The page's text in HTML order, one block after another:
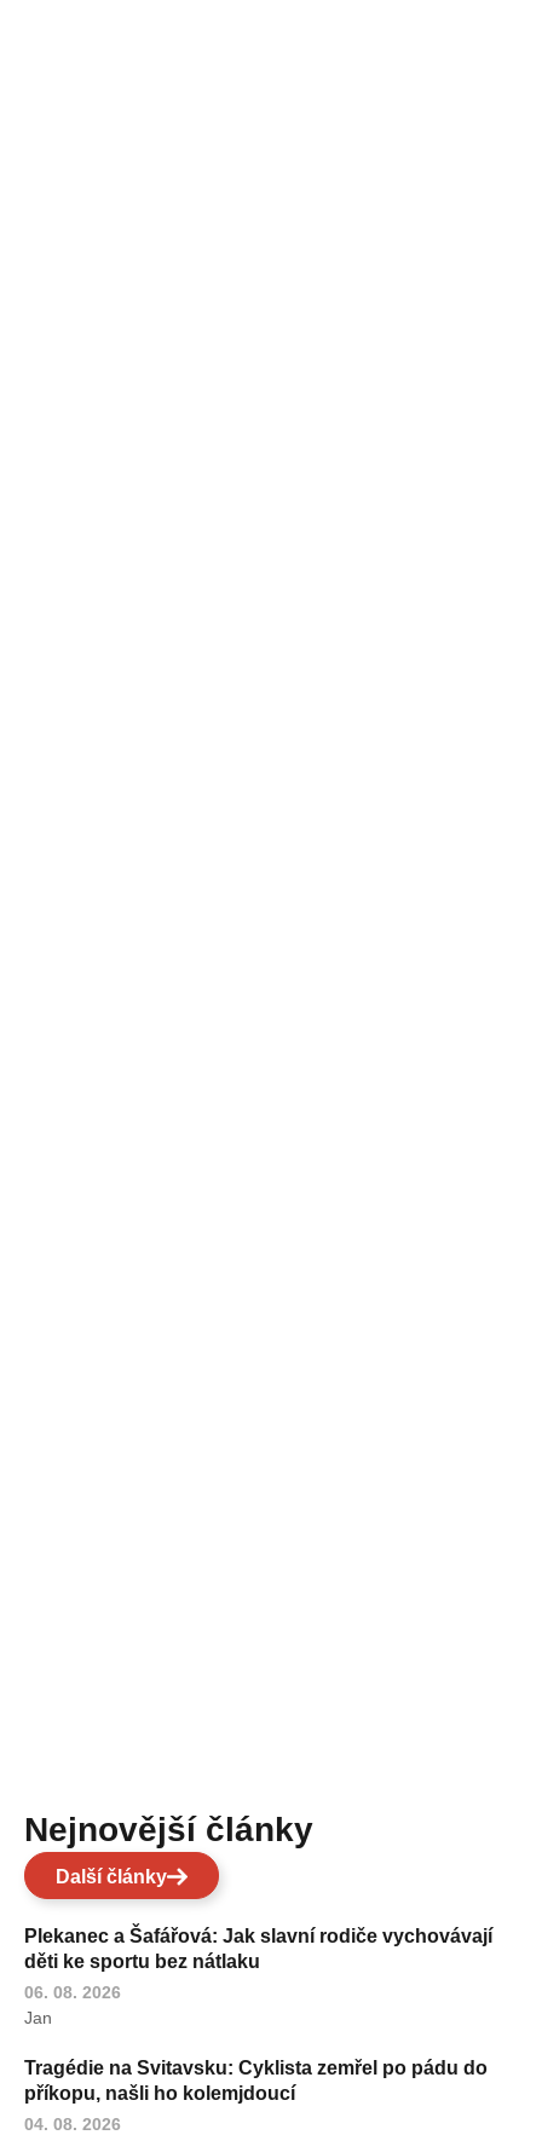
Nejnovější články
Další články
Plekanec a Šafářová: Jak slavní rodiče vychovávají
děti ke sportu bez nátlaku
06. 08. 2026
Jan
Tragédie na Svitavsku: Cyklista zemřel po pádu do
příkopu, našli ho kolemjdoucí
04. 08. 2026